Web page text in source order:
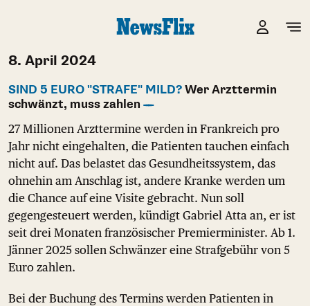
8. April 2024
SIND 5 EURO "STRAFE" MILD? Wer Arzttermin
schwänzt, muss zahlen
27 Millionen Arzttermine werden in Frankreich pro
Jahr nicht eingehalten, die Patienten tauchen einfach
nicht auf. Das belastet das Gesundheitssystem, das
ohnehin am Anschlag ist, andere Kranke werden um
die Chance auf eine Visite gebracht. Nun soll
gegengesteuert werden, kündigt Gabriel Atta an, er ist
seit drei Monaten französischer Premierminister. Ab 1.
Jänner 2025 sollen Schwänzer eine Strafgebühr von 5
Euro zahlen.
Bei der Buchung des Termins werden Patienten in